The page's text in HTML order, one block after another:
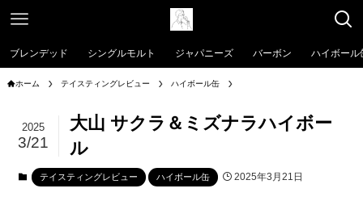
ブレンデッド シングルモルト ジャパニーズ バーボン ハイボール
ホーム テイスティングレビュー ハイボール缶
大山 サクラ＆ミズナラハイボー
ル
2025
3/21
テイスティングレビュー ハイボール缶 2025年3月21日